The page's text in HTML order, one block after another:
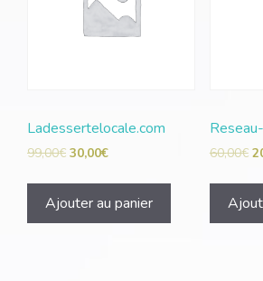
Ladessertelocale.com
99,00€ 30,00€
Ajouter au panier
60,00€